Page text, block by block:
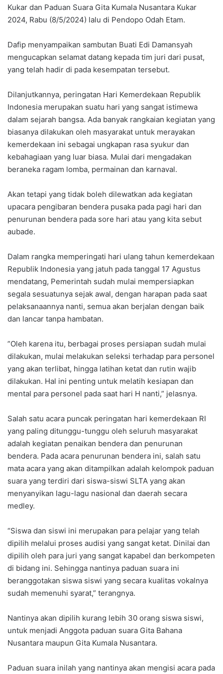
Kukar dan Paduan Suara Gita Kumala Nusantara Kukar
2024, Rabu (8/5/2024) lalu di Pendopo Odah Etam.
Dafip menyampaikan sambutan Buati Edi Damansyah
mengucapkan selamat datang kepada tim juri dari pusat,
yang telah hadir di pada kesempatan tersebut.
Dilanjutkannya, peringatan Hari Kemerdekaan Republik
Indonesia merupakan suatu hari yang sangat istimewa
dalam sejarah bangsa. Ada banyak rangkaian kegiatan yang
biasanya dilakukan oleh masyarakat untuk merayakan
kemerdekaan ini sebagai ungkapan rasa syukur dan
kebahagiaan yang luar biasa. Mulai dari mengadakan
beraneka ragam lomba, permainan dan karnaval.
Akan tetapi yang tidak boleh dilewatkan ada kegiatan
upacara pengibaran bendera pusaka pada pagi hari dan
penurunan bendera pada sore hari atau yang kita sebut
aubade.
Dalam rangka memperingati hari ulang tahun kemerdekaan
Republik Indonesia yang jatuh pada tanggal 17 Agustus
mendatang, Pemerintah sudah mulai mempersiapkan
segala sesuatunya sejak awal, dengan harapan pada saat
pelaksanaannya nanti, semua akan berjalan dengan baik
dan lancar tanpa hambatan.
”Oleh karena itu, berbagai proses persiapan sudah mulai
dilakukan, mulai melakukan seleksi terhadap para personel
yang akan terlibat, hingga latihan ketat dan rutin wajib
dilakukan. Hal ini penting untuk melatih kesiapan dan
mental para personel pada saat hari H nanti,” jelasnya.
Salah satu acara puncak peringatan hari kemerdekaan RI
yang paling ditunggu-tunggu oleh seluruh masyarakat
adalah kegiatan penaikan bendera dan penurunan
bendera. Pada acara penurunan bendera ini, salah satu
mata acara yang akan ditampilkan adalah kelompok paduan
suara yang terdiri dari siswa-siswi SLTA yang akan
menyanyikan lagu-lagu nasional dan daerah secara
medley.
“Siswa dan siswi ini merupakan para pelajar yang telah
dipilih melalui proses audisi yang sangat ketat. Dinilai dan
dipilih oleh para juri yang sangat kapabel dan berkompeten
di bidang ini. Sehingga nantinya paduan suara ini
beranggotakan siswa siswi yang secara kualitas vokalnya
sudah memenuhi syarat,” terangnya.
Nantinya akan dipilih kurang lebih 30 orang siswa siswi,
untuk menjadi Anggota paduan suara Gita Bahana
Nusantara maupun Gita Kumala Nusantara.
Paduan suara inilah yang nantinya akan mengisi acara pada